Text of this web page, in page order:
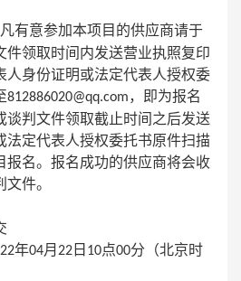
有意参加本项目的供应商请于
件领取时间内发送营业执照复印
人身份证明或法定代表人授权委
812886020@qq.com，即为报名
谈判文件领取截止时间之后发送
法定代表人授权委托书原件扫描
报名。报名成功的供应商将会收
件。
年04月 22 日 10点00分（北京时